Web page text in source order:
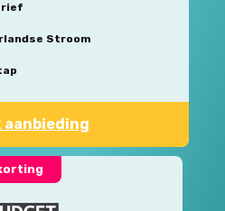
Stroom
aanbieding